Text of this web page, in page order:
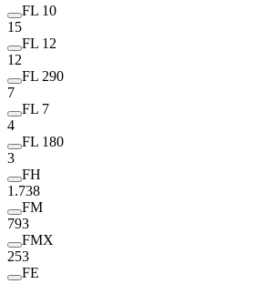
FL 10
15
FL 12
12
FL 290
7
FL 7
4
FL 180
3
FH
1.738
FM
793
FMX
253
FE